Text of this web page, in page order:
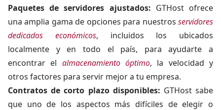
Paquetes de servidores ajustados: GTHost ofrece
una amplia gama de opciones para nuestros servidores
dedicados económicos, incluidos los ubicados
localmente y en todo el país, para ayudarte a
encontrar el almacenamiento óptimo, la velocidad y
otros factores para servir mejor a tu empresa.
Contratos de corto plazo disponibles: GTHost sabe
que uno de los aspectos más difíciles de elegir o